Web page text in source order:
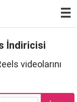
☰
İndiricisi
videolarını